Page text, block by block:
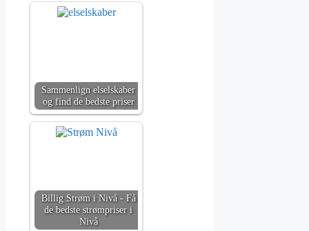
Sammenlign elselskaber
og find de bedste priser
Billig Strøm i Nivå - Få
de bedste strømpriser i
Nivå